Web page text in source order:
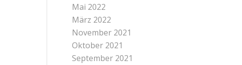
Mai 2022
März 2022
November 2021
Oktober 2021
September 2021